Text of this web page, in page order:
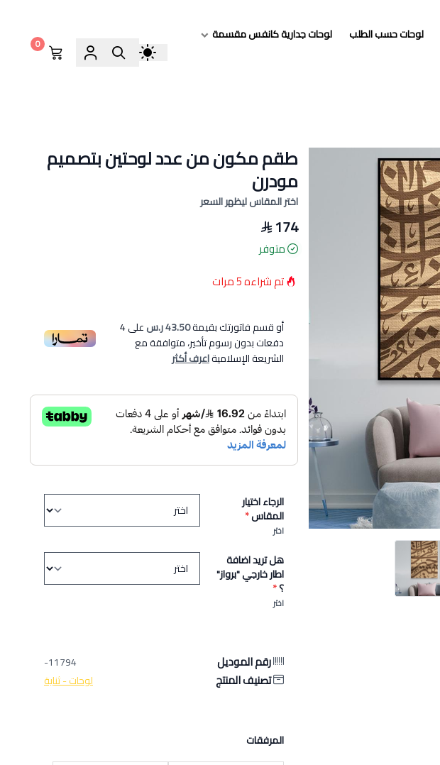
لوحات حسب الطلب
لوحات جدارية كانفس مقسمة
0
طقم مكون من عدد لوحتين بتصميم
مودرن
اختر المقاس ليظهر السعر
174
متوفر
تم شراءه5مرات
أو قسم فاتورتك بقيمة43.50 ر.س على4
دفعات بدون رسوم تأخير، متوافقة مع
الشريعة الإسلاميةاعرف أكثر
الرجاء اختيار
المقاس*
اختر
هل تريد اضافة
اطار خارجي "برواز"
؟*
اختر
رقم الموديل 11794-
تصنيف المنتج لوحات - ثناية
المرفقات